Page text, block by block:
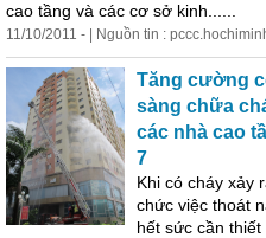
cao tầng và các cơ sở kinh
11/10/2011 - | Nguồn tin :
Tăng cường
sàng chữa
các nhà cao
7
Khi có cháy xảy
chức việc thoát
hết sức cần